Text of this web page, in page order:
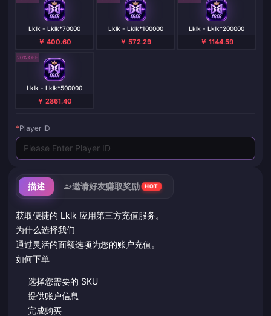
描述 邀请好友赚取奖励 HOT
获取便捷的 Lklk 应用第三方充值服务。
为什么选择我们
通过灵活的面额选项为您的账户充值。
如何下单
选择您需要的 SKU
提供账户信息
完成购买
Lklk - Lklk*70000
￥ 400.60
Lklk - Lklk*100000
￥ 572.29
Lklk - Lklk*200000
￥ 1144.59
20% OFF
Lklk - Lklk*500000
￥ 2861.40
*Player ID